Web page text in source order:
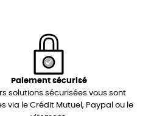
Paiement sécurisé
solutions sécurisées vous sont
via le Crédit Mutuel, Paypal ou le